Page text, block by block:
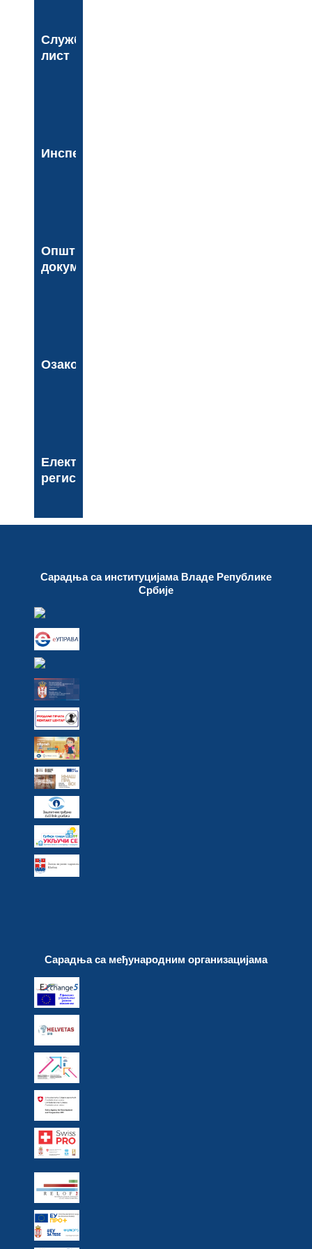
Службени
лист
Инспекција
Општинска
документа
Озакоњење
Електронски
регистар
Сарадња са институцијама Владе Републике
Србије
Сарадња са међународним организацијама